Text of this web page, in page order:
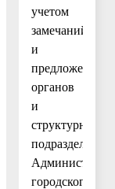
учетом
замечаний
и
предложений
органов
и
структурных
подразделений
Администрации
городского